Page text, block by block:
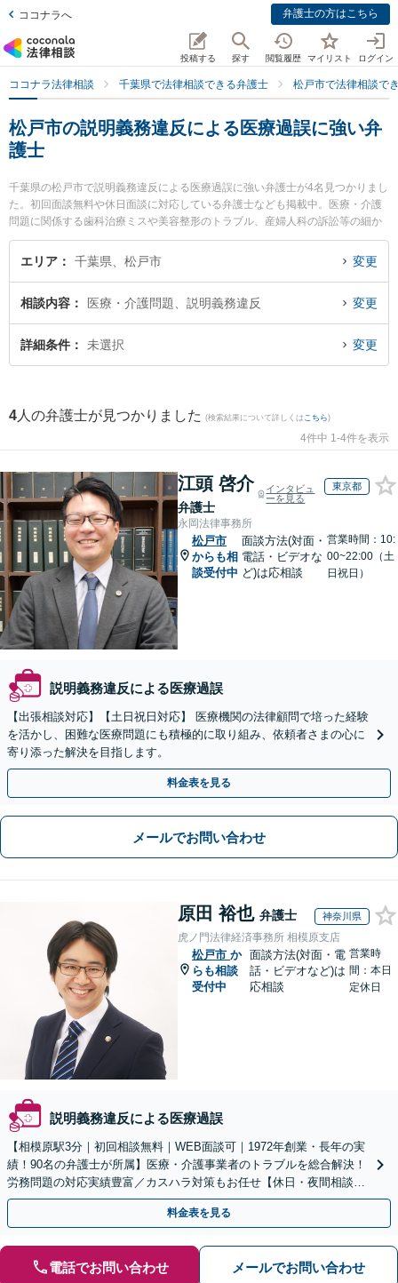
ココナラへ 弁護士の方はこちら
投稿する 探す 閲覧履歴 マイリスト ログイン
ココナラ法律相談 千葉県で法律相談できる弁護士 松戸市で法律相談で
松戸市の説明義務違反による医療過誤に強い弁
護士
千葉県の松戸市で説明義務違反による医療過誤に強い弁護士が4名見つかりまし
た。初回面談無料や休日面談に対応している弁護士なども掲載中。医療・介護
問題に関係する歯科治療ミスや美容整形のトラブル、産婦人科の訴訟等の細か
な分野での絞り込み検索もでき便利です。特にときわ綜合法律事務所の吉田 要
介弁護士やときわ綜合法律事務所の川本 雄弥弁護士、ウイング法律事務所の小
を今すぐに弁護士に相談したい』『説明義務違反による医療過誤のトラブル解
決の実績豊富な近くの弁護士を検索したい』『初回相談無料で説明義務違反に
よる医療過誤を法律相談できる松戸市内の弁護士に相談予約したい』などでお
エリア 千葉県、松戸市 変更
相談内容 医療・介護問題、説明義務違反 変更
詳細条件 未選択 変更
4 人の弁護士が見つかりました (検索結果について詳しくは こちら)
4件中 1-4件を表示
江頭 啓介
弁護士
インタビュ
ーを見る
東京都
永岡法律事務所
松戸市
からも相
談受付中
面談方法(対面・
電話・ビデオな
ど)は応相談
営業時間：10:
00~22:00（土
日祝日）
説明義務違反による医療過誤
【出張相談対応】【土日祝日対応】 医療機関の法律顧問で培った経験
を活かし、困難な医療問題にも積極的に取り組み、依頼者さまの心に
寄り添った解決を目指します。
料金表を見る
メールでお問い合わせ
原田 裕也 弁護士 神奈川県
虎ノ門法律経済事務所 相模原支店
松戸市 か
らも相談
受付中
面談方法(対面・電
話・ビデオなど)は
応相談
営業時
間：本日
定休日
説明義務違反による医療過誤
【相模原駅3分｜初回相談無料｜WEB面談可｜1972年創業・長年の実
績！90名の弁護士が所属】医療・介護事業者のトラブルを総合解決！
労務問題の対応実績豊富／カスハラ対策もお任せ【休日・夜間相談可
／忙しい方にも安心の柔軟なサポート体制】
料金表を見る
電話でお問い合わせ メールでお問い合わせ